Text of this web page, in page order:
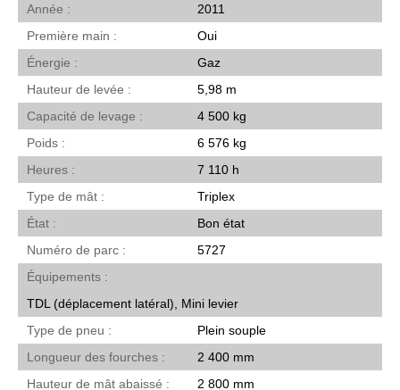
Année
2011
Première main
Oui
Énergie
Gaz
Hauteur de levée
5,98 m
Capacité de levage
4 500 kg
Poids
6 576 kg
Heures
7 110 h
Type de mât
Triplex
État
Bon état
Numéro de parc
5727
Équipements
TDL (déplacement latéral), Mini levier
Type de pneu
Plein souple
Longueur des fourches
2 400 mm
Hauteur de mât abaissé
2 800 mm